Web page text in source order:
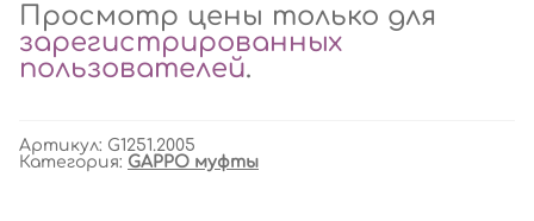
Просмотр цены только для
зарегистрированных
пользователей.
Артикул: G1251.2005
Категория: GAPPO муфты